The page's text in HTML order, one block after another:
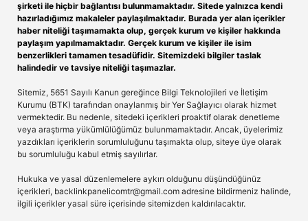
şirketi ile hiçbir bağlantısı bulunmamaktadır. Sitede yalnızca kendi
hazırladığımız makaleler paylaşılmaktadır. Burada yer alan içerikler
haber niteliği taşımamakta olup, gerçek kurum ve kişiler hakkında
paylaşım yapılmamaktadır. Gerçek kurum ve kişiler ile isim
benzerlikleri tamamen tesadüfidir. Sitemizdeki bilgiler taslak
halindedir ve tavsiye niteliği taşımazlar.
Sitemiz, 5651 Sayılı Kanun gereğince Bilgi Teknolojileri ve İletişim
Kurumu (BTK) tarafından onaylanmış bir Yer Sağlayıcı olarak hizmet
vermektedir. Bu nedenle, sitedeki içerikleri proaktif olarak denetleme
veya araştırma yükümlülüğümüz bulunmamaktadır. Ancak, üyelerimiz
yazdıkları içeriklerin sorumluluğunu taşımakta olup, siteye üye olarak
bu sorumluluğu kabul etmiş sayılırlar.
Hukuka ve yasal düzenlemelere aykırı olduğunu düşündüğünüz
içerikleri, backlinkpanelicomtr@gmail.com adresine bildirmeniz halinde,
ilgili içerikler yasal süre içerisinde sitemizden kaldırılacaktır.